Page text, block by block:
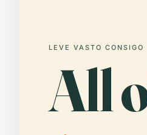
LEVE VASTO CONSIGO
All